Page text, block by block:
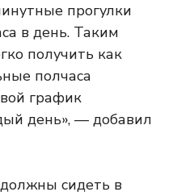
прогулки
в день. Таким
получить как
полчаса
график
день», — добавил
сидеть в